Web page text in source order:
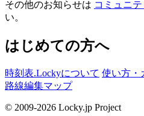
その他のお知らせは コミュニ
い。
はじめての方へ
時刻表.Lockyについて 使い方・
路線編集マップ
© 2009-2026 Locky.jp Project